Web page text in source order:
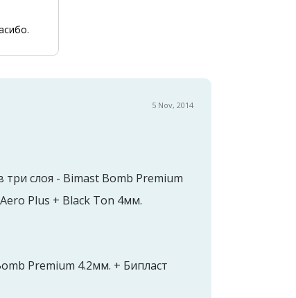
5 Nov, 2014
три слоя - Bimast Bomb Premium
Plus + Black Ton 4мм.
Premium 4.2мм. + Бипласт